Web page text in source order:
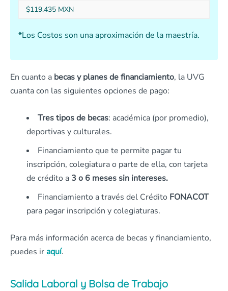
$119,435 MXN
*Los Costos son una aproximación de la maestría.
En cuanto a becas y planes de financiamiento, la UVG
cuanta con las siguientes opciones de pago:
Tres tipos de becas: académica (por promedio),
deportivas y culturales.
Financiamiento que te permite pagar tu
inscripción, colegiatura o parte de ella, con tarjeta
de crédito a 3 o 6 meses sin intereses.
Financiamiento a través del Crédito FONACOT
para pagar inscripción y colegiaturas.
Para más información acerca de becas y financiamiento,
puedes iraquí.
Salida Laboral y Bolsa de Trabajo